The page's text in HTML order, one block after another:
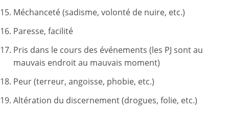
Méchanceté (sadisme, volonté de nuire, etc.)
Paresse, facilité
Pris dans le cours des événements (les PJ sont au
mauvais endroit au mauvais moment)
Peur (terreur, angoisse, phobie, etc.)
Altération du discernement (drogues, folie, etc.)